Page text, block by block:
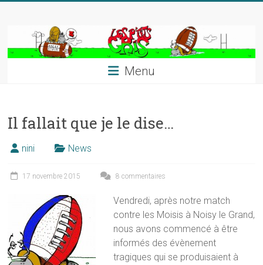
Menu
Il fallait que je le dise…
nini News
17 novembre 2015 8 commentaires
Vendredi, après notre match
contre les Moisis à Noisy le Grand,
nous avons commencé à être
informés des évènement
tragiques qui se produisaient à